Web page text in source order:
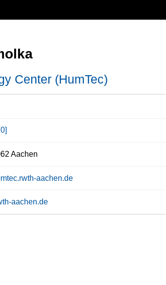
Center (HumTec)
Aachen
aachen.de
aachen.de